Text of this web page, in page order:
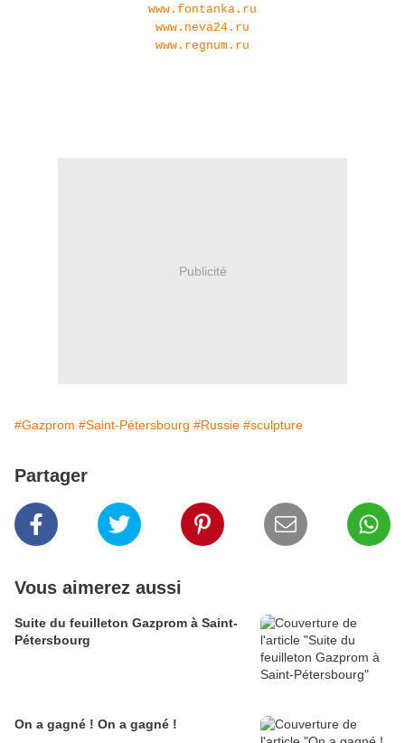
www.fontanka.ru
www.neva24.ru
www.regnum.ru
Publicité
#Gazprom #Saint-Pétersbourg #Russie #sculpture
Partager
Vous aimerez aussi
Suite du feuilleton Gazprom à Saint-
Pétersbourg
On a gagné ! On a gagné !